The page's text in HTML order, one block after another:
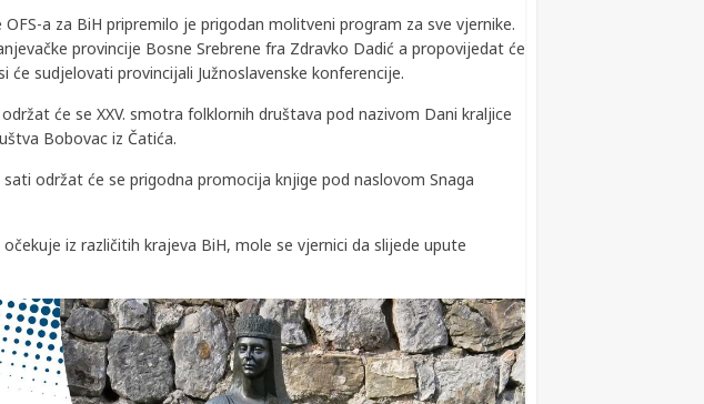
a za BiH pripremilo je prigodan molitveni program za sve vjernike.
provincije Bosne Srebrene fra Zdravko Dadić a propovijedat će
sudjelovati provincijali Južnoslavenske konferencije.
će se XXV. smotra folklornih društava pod nazivom Dani kraljice
Bobovac iz Čatića.
održat će se prigodna promocija knjige pod naslovom Snaga
iz različitih krajeva BiH, mole se vjernici da slijede upute